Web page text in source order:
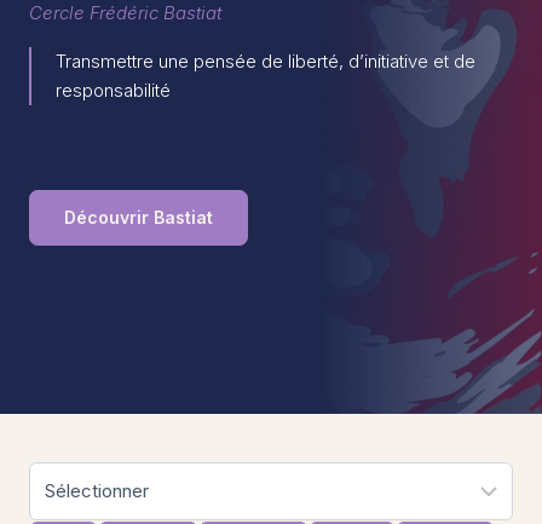
Cercle Frédéric Bastiat
Transmettre une pensée de liberté, d’initiative et de
responsabilité
Découvrir Bastiat